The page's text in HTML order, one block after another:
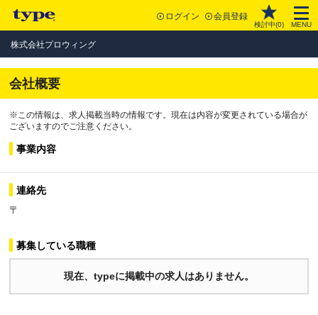
ログイン 会員登録
検討中(0) MENU
株式会社プロウィング
会社概要
※この情報は、求人掲載当時の情報です。現在は内容が変更されている場合が
ございますのでご注意ください。
事業内容
連絡先
〒
募集している職種
現在、typeに掲載中の求人はありません。